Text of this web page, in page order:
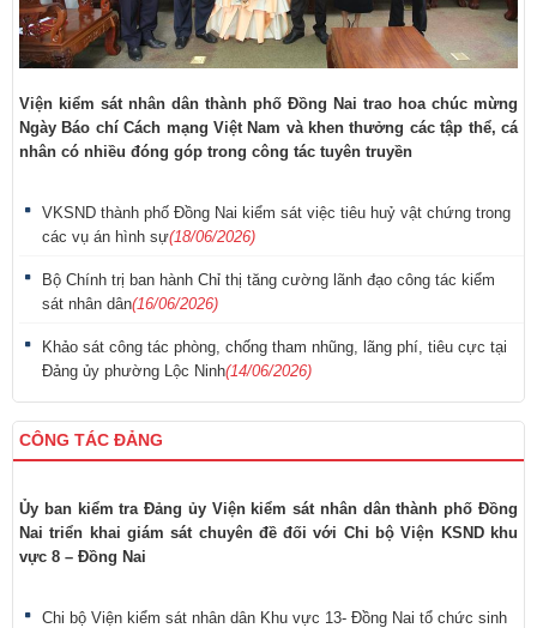
Viện kiểm sát nhân dân thành phố Đồng Nai trao hoa chúc mừng
Ngày Báo chí Cách mạng Việt Nam và khen thưởng các tập thể, cá
nhân có nhiều đóng góp trong công tác tuyên truyền
VKSND thành phố Đồng Nai kiểm sát việc tiêu huỷ vật chứng trong
các vụ án hình sự(18/06/2026)
Bộ Chính trị ban hành Chỉ thị tăng cường lãnh đạo công tác kiểm
sát nhân dân(16/06/2026)
Khảo sát công tác phòng, chống tham nhũng, lãng phí, tiêu cực tại
Đảng ủy phường Lộc Ninh(14/06/2026)
CÔNG TÁC ĐẢNG
Ủy ban kiểm tra Đảng ủy Viện kiểm sát nhân dân thành phố Đồng
Nai triển khai giám sát chuyên đề đối với Chi bộ Viện KSND khu
vực 8 – Đồng Nai
Chi bộ Viện kiểm sát nhân dân Khu vực 13- Đồng Nai tổ chức sinh